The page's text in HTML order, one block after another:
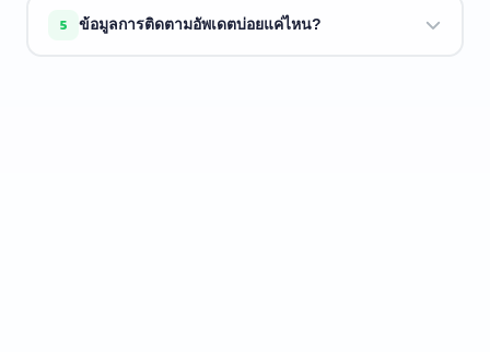
พัสดุ, และประวัติการติดตาม
5 ข้อมูลการติดตามอัพเดตบ่อยแค่ไหน?